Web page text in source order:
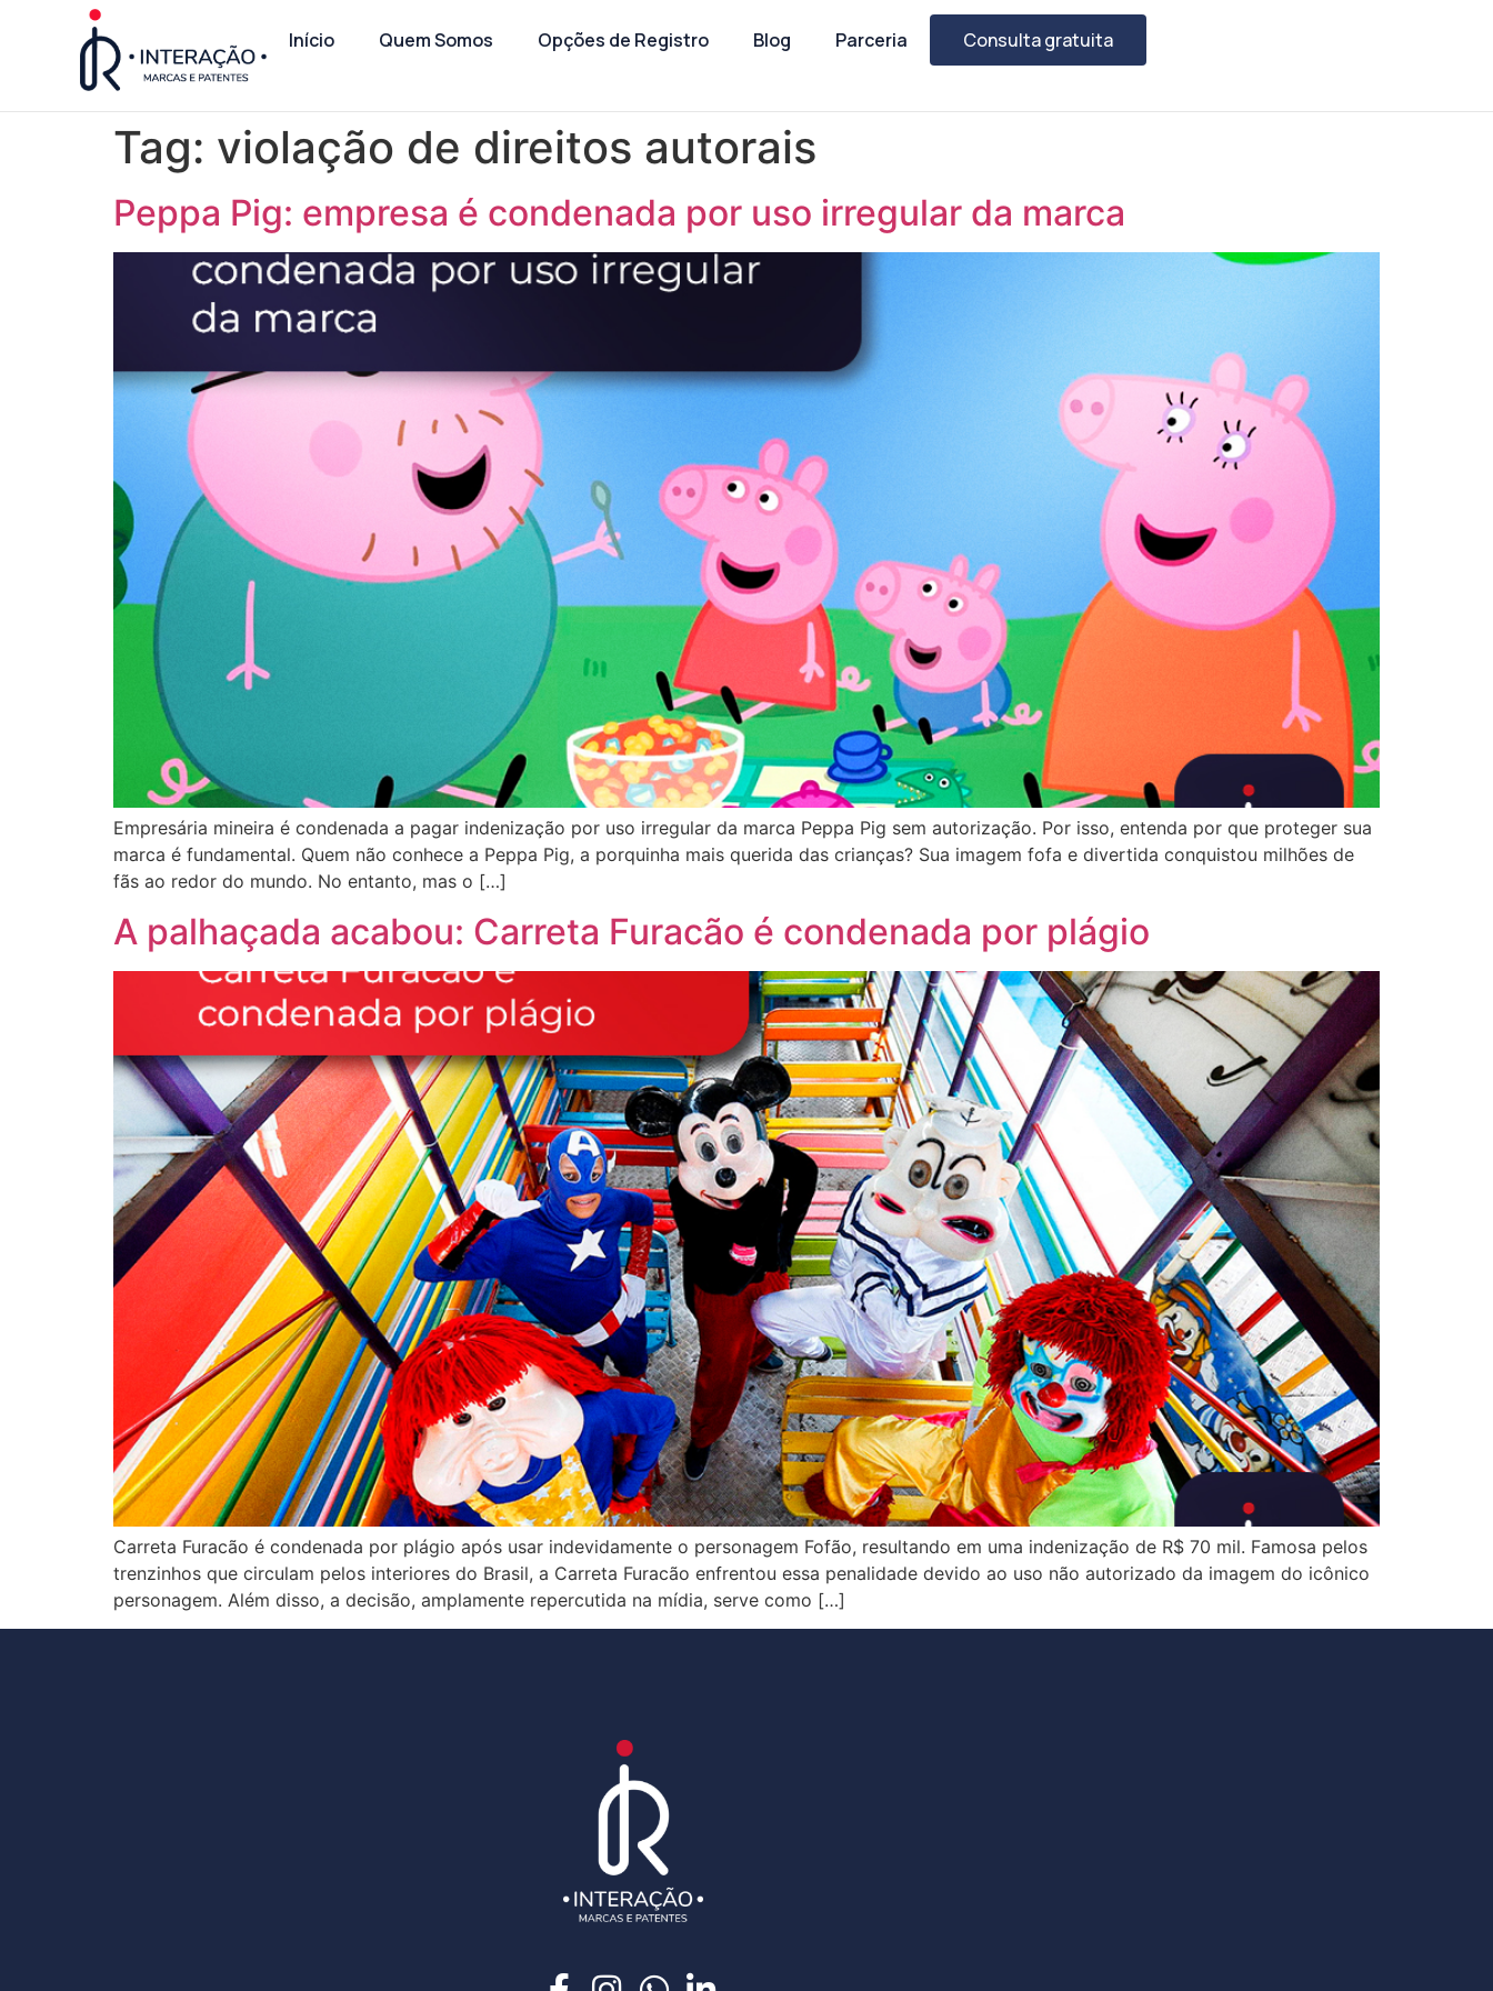
Início Quem Somos Opções de Registro Blog Parceria Consulta gratuita
Tag: violação de direitos autorais
Peppa Pig: empresa é condenada por uso irregular da marca
Empresária mineira é condenada a pagar indenização por uso irregular da marca Peppa Pig sem autorização. Por isso, entenda por que proteger sua
marca é fundamental. Quem não conhece a Peppa Pig, a porquinha mais querida das crianças? Sua imagem fofa e divertida conquistou milhões de
fãs ao redor do mundo. No entanto, mas o […]
A palhaçada acabou: Carreta Furacão é condenada por plágio
Carreta Furacão é condenada por plágio após usar indevidamente o personagem Fofão, resultando em uma indenização de R$ 70 mil. Famosa pelos
trenzinhos que circulam pelos interiores do Brasil, a Carreta Furacão enfrentou essa penalidade devido ao uso não autorizado da imagem do icônico
personagem. Além disso, a decisão, amplamente repercutida na mídia, serve como […]